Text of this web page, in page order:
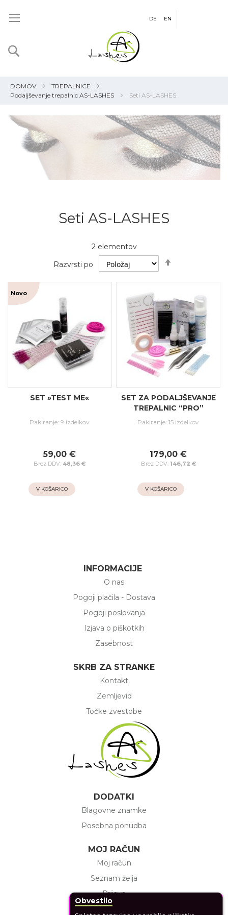
Obvestilo
DE EN
DOMOV
TREPALNICE
Podaljševanje trepalnic AS-LASHES
Seti AS-LASHES
Seti AS-LASHES
2elementov
Razvrsti po
Novo
SET »TEST ME«
Pakiranje: 9 izdelkov
59,00 €
48,36 €
V KOŠARICO Dodaj na seznam želja
SET ZA PODALJŠEVANJE
TREPALNIC “PRO”
Pakiranje: 15 izdelkov
179,00 €
146,72 €
V KOŠARICO
INFORMACIJE
O nas
Pogoji plačila - Dostava
Pogoji poslovanja
Izjava o piškotkih
Zasebnost
SKRB ZA STRANKE
Kontakt
Zemljevid
Točke zvestobe
DODATKI
Blagovne znamke
Posebna ponudba
MOJ RAČUN
Moj račun
Seznam želja
Prijava